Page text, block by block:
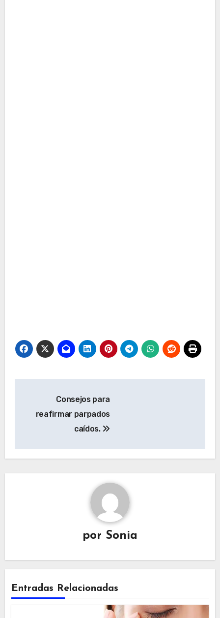
entradas
Consejos para
reafirmar parpados
caídos.
por Sonia
Entradas Relacionadas